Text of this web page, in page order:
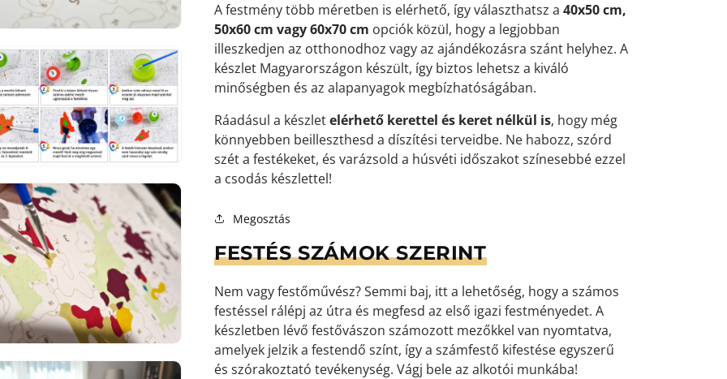
8.
médiafájl
megnyitása
galérianézetben
médiafájl
megnyitása
galérianézetben
A festmény több méretben is elérhető, így választhatsz a 40x50 cm,
50x60 cm vagy 60x70 cm opciók közül, hogy a legjobban
illeszkedjen az otthonodhoz vagy az ajándékozásra szánt helyhez. A
készlet Magyarországon készült, így biztos lehetsz a kiváló
minőségben és az alapanyagok megbízhatóságában.
Ráadásul a készletelérhető kerettel és keret nélkül is, hogy még
könnyebben beilleszthesd a díszítési terveidbe. Ne habozz, szórd
szét a festékeket, és varázsold a húsvéti időszakot színesebbé ezzel
a csodás készlettel!
Megosztás
FESTÉS SZÁMOK SZERINT
Nem vagy festőművész? Semmi baj, itt a lehetőség, hogy a számos
festéssel rálépj az útra és megfesd az első igazi festményedet. A
készletben lévő festővászon számozott mezőkkel van nyomtatva,
amelyek jelzik a festendő színt, így a számfestő kifestése egyszerű
és szórakoztató tevékenység. Vágj bele az alkotói munkába!